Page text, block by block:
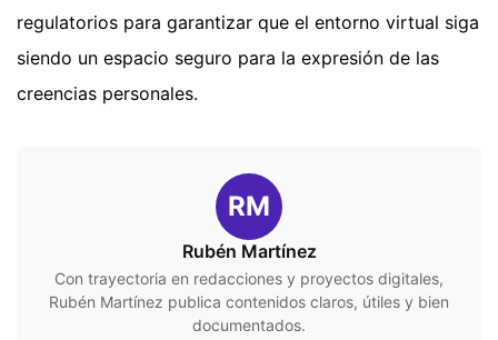
regulatorios para garantizar que el entorno virtual siga
siendo un espacio seguro para la expresión de las
creencias personales.
RM
Rubén Martínez
Con trayectoria en redacciones y proyectos digitales,
Rubén Martínez publica contenidos claros, útiles y bien
documentados.